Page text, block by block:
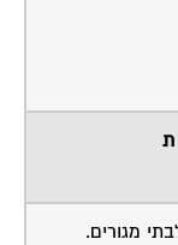
ת
מגורים.